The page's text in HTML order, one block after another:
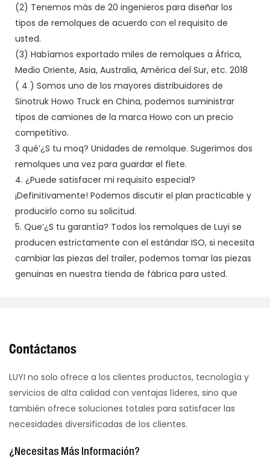
(2) Tenemos más de 20 ingenieros para diseñar los
tipos de remolques de acuerdo con el requisito de
usted.
(3) Habíamos exportado miles de remolques a África,
Medio Oriente, Asia, Australia, América del Sur, etc. 2018
( 4 ) Somos uno de los mayores distribuidores de
Sinotruk Howo Truck en China, podemos suministrar
tipos de camiones de la marca Howo con un precio
competitivo.
3 qué’¿S tu moq? Unidades de remolque. Sugerimos dos
remolques una vez para guardar el flete.
4. ¿Puede satisfacer mi requisito especial?
¡Definitivamente! Podemos discutir el plan practicable y
producirlo como su solicitud.
5. Que’¿S tu garantía? Todos los remolques de Luyi se
producen estrictamente con el estándar ISO, si necesita
cambiar las piezas del trailer, podemos tomar las piezas
genuinas en nuestra tienda de fábrica para usted.
Contáctanos
LUYI no solo ofrece a los clientes productos, tecnología y
servicios de alta calidad con ventajas líderes, sino que
también ofrece soluciones totales para satisfacer las
necesidades diversificadas de los clientes.
¿Necesitas Más Información?